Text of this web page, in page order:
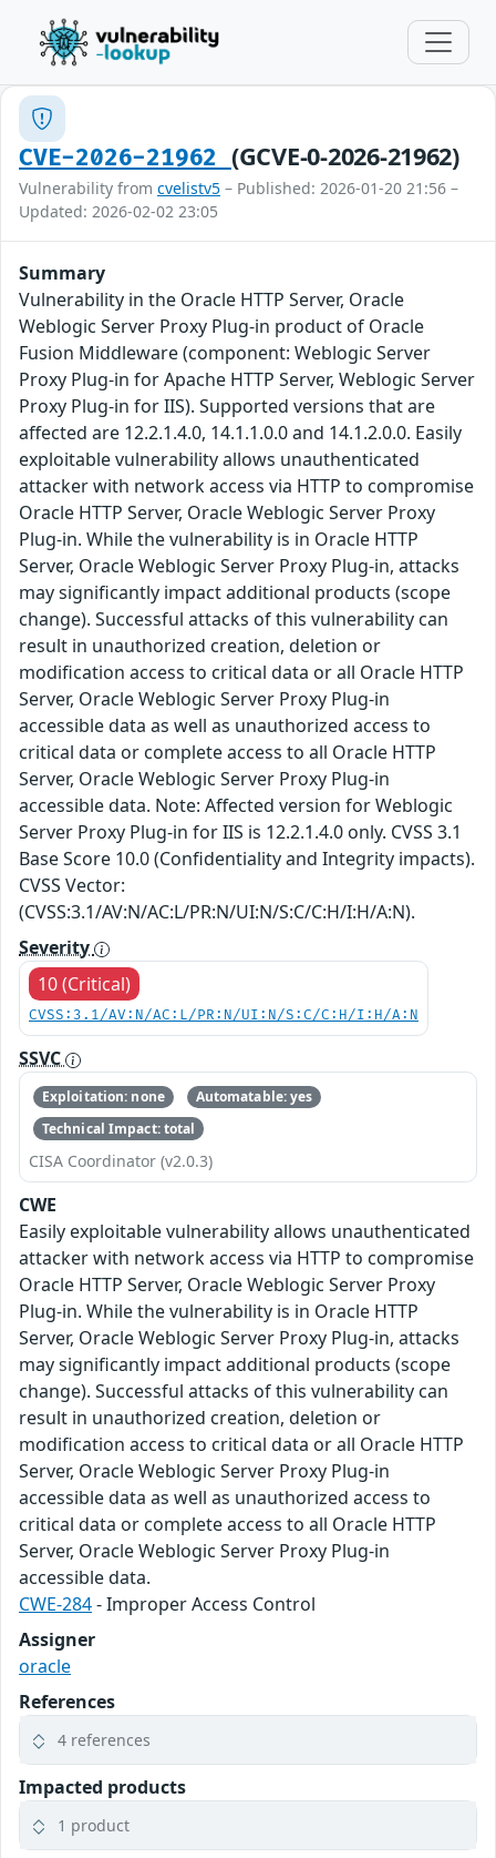
CVE-2026-21962 (GCVE-0-2026-21962)
Vulnerability from cvelistv5 – Published: 2026-01-20 21:56 –
Updated: 2026-02-02 23:05
Summary
Vulnerability in the Oracle HTTP Server, Oracle
Weblogic Server Proxy Plug-in product of Oracle
Fusion Middleware (component: Weblogic Server
Proxy Plug-in for Apache HTTP Server, Weblogic Server
Proxy Plug-in for IIS). Supported versions that are
affected are 12.2.1.4.0, 14.1.1.0.0 and 14.1.2.0.0. Easily
exploitable vulnerability allows unauthenticated
attacker with network access via HTTP to compromise
Oracle HTTP Server, Oracle Weblogic Server Proxy
Plug-in. While the vulnerability is in Oracle HTTP
Server, Oracle Weblogic Server Proxy Plug-in, attacks
may significantly impact additional products (scope
change). Successful attacks of this vulnerability can
result in unauthorized creation, deletion or
modification access to critical data or all Oracle HTTP
Server, Oracle Weblogic Server Proxy Plug-in
accessible data as well as unauthorized access to
critical data or complete access to all Oracle HTTP
Server, Oracle Weblogic Server Proxy Plug-in
accessible data. Note: Affected version for Weblogic
Server Proxy Plug-in for IIS is 12.2.1.4.0 only. CVSS 3.1
Base Score 10.0 (Confidentiality and Integrity impacts).
CVSS Vector:
(CVSS:3.1/AV:N/AC:L/PR:N/UI:N/S:C/C:H/I:H/A:N).
Severity
10 (Critical)
CVSS:3.1/AV:N/AC:L/PR:N/UI:N/S:C/C:H/I:H/A:N
SSVC
Exploitation: none
Automatable: yes
Technical Impact: total
CISA Coordinator (v2.0.3)
CWE
Easily exploitable vulnerability allows unauthenticated
attacker with network access via HTTP to compromise
Oracle HTTP Server, Oracle Weblogic Server Proxy
Plug-in. While the vulnerability is in Oracle HTTP
Server, Oracle Weblogic Server Proxy Plug-in, attacks
may significantly impact additional products (scope
change). Successful attacks of this vulnerability can
result in unauthorized creation, deletion or
modification access to critical data or all Oracle HTTP
Server, Oracle Weblogic Server Proxy Plug-in
accessible data as well as unauthorized access to
critical data or complete access to all Oracle HTTP
Server, Oracle Weblogic Server Proxy Plug-in
accessible data.
CWE-284- Improper Access Control
Assigner
oracle
References
4 references
Impacted products
1 product